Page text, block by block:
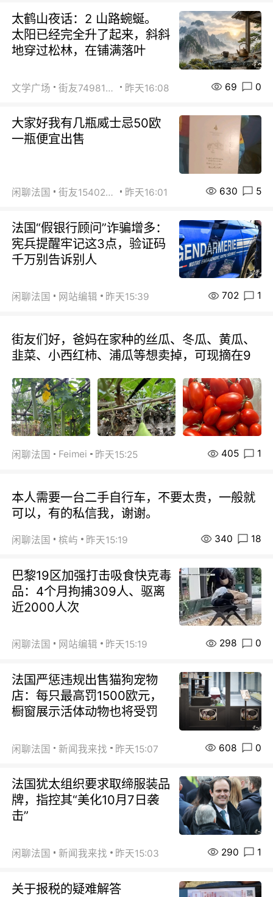
太鹤山夜话：2 山路蜿蜒。
太阳已经完全升了起来，斜斜
地穿过松林，在铺满落叶
文学广场 街友74981146 昨天16:08 69 0
大家好我有几瓶威士忌50欧
一瓶便宜出售
闲聊法国 街友15402223 昨天16:01 630 5
法国“假银行顾问”诈骗增多：
宪兵提醒牢记这3点，验证码
千万别告诉别人
闲聊法国 网站编辑 昨天15:39 702 1
街友们好，爸妈在家种的丝瓜、冬瓜、黄瓜、
韭菜、小西红柿、浦瓜等想卖掉，可现摘在9
闲聊法国 Feimei 昨天15:25 405 1
本人需要一台二手自行车，不要太贵，一般就
可以，有的私信我，谢谢。
闲聊法国 槟屿 昨天15:19 340 18
巴黎19区加强打击吸食快克毒
品：4个月拘捕309人、驱离
近2000人次
闲聊法国 网站编辑 昨天15:19 298 0
法国严惩违规出售猫狗宠物
店：每只最高罚1500欧元，
橱窗展示活体动物也将受罚
闲聊法国 新闻我来找 昨天15:07 608 0
法国犹太组织要求取缔服装品
牌，指控其“美化10月7日袭
击”
闲聊法国 新闻我来找 昨天15:03 290 1
关于报税的疑难解答